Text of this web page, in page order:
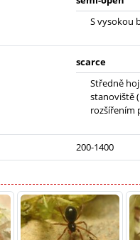
S vysokou
scarce
Středně
stanoviště
rozšířením
200-1400